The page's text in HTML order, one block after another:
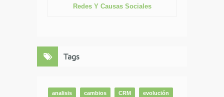
Redes Y Causas Sociales
Tags
analisis cambios CRM evolución